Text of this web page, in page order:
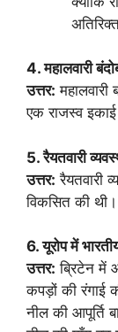
4. महालवारी
उत्तर: महालवारी
एक राजस्व इकाई
5. रैयतवारी
उत्तर: रैयतवारी
विकसित की थी।
6. यूरोप में
उत्तर: ब्रिटेन में
कपड़ों की रंगाई
नील की आपूर्ति